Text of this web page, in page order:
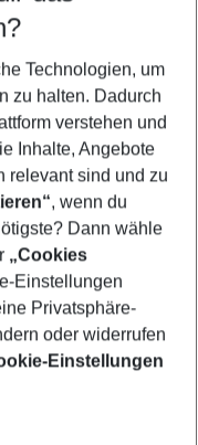
2026
Technologien, um
zu halten. Dadurch
verstehen und
Inhalte, Angebote
relevant sind und zu
, wenn du
Dann wähle
„Cookies
Einstellungen
Privatsphäre-
oder widerrufen
Einstellungen